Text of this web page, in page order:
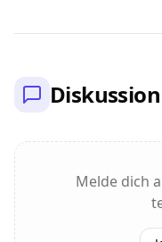
Diskussion
Melde dich